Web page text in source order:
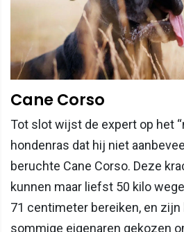
Cane Corso
Tot slot wijst de expert op het
hondenras dat hij niet
beruchte Cane Corso. Deze
kunnen maar liefst 50 kilo
71 centimeter bereiken, en zijn
sommige eigenaren gekozen